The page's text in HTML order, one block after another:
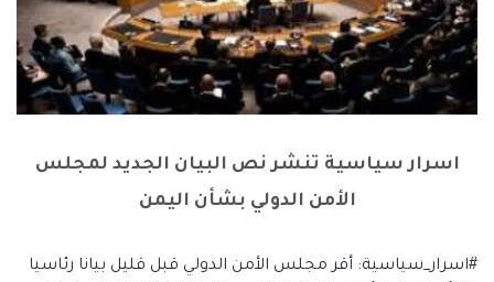
اسرار سياسية تنشر نص البيان الجديد لمجلس
الأمن الدولي بشأن اليمن
#اسرار_سياسية: أقر مجلس الأمن الدولي قبل قليل بيانا رئاسيا